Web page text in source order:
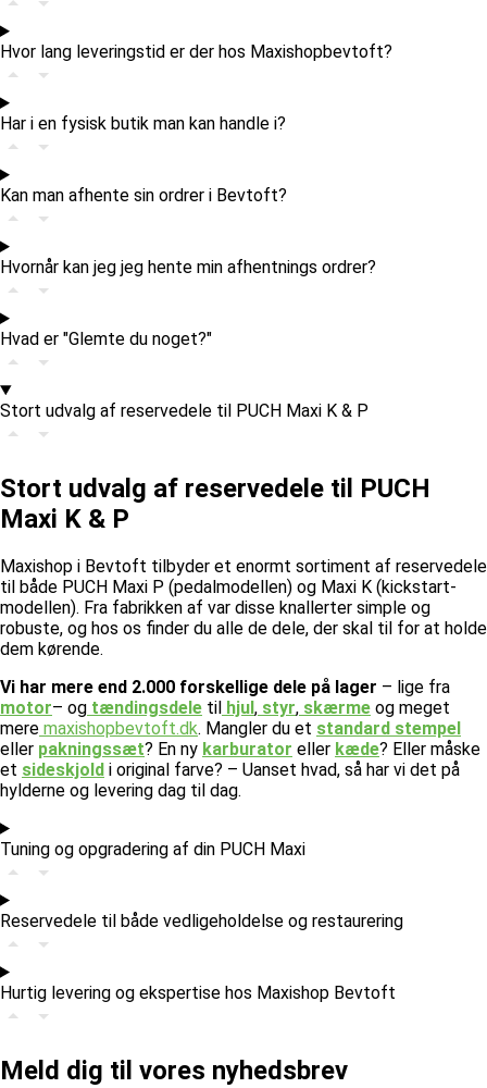
Hvor lang leveringstid er der hos Maxishopbevtoft?
Har i en fysisk butik man kan handle i?
Kan man afhente sin ordrer i Bevtoft?
Hvornår kan jeg jeg hente min afhentnings ordrer?
Hvad er "Glemte du noget?"
Stort udvalg af reservedele til PUCH Maxi K & P
Stort udvalg af reservedele til PUCH
Maxi K & P
Maxishop i Bevtoft tilbyder et enormt sortiment af reservedele
til både PUCH Maxi P (pedalmodellen) og Maxi K (kickstart-
modellen). Fra fabrikken af var disse knallerter simple og
robuste, og hos os finder du alle de dele, der skal til for at holde
dem kørende.
Vi har mere end 2.000 forskellige dele på lager – lige fra
motor– og tændingsdele til hjul, styr, skærme og meget
mere maxishopbevtoft.dk. Mangler du et standard stempel
eller pakningssæt? En ny karburator eller kæde? Eller måske
et sideskjold i original farve? – Uanset hvad, så har vi det på
hylderne og levering dag til dag.
Tuning og opgradering af din PUCH Maxi
Reservedele til både vedligeholdelse og restaurering
Hurtig levering og ekspertise hos Maxishop Bevtoft
Meld dig til vores nyhedsbrev